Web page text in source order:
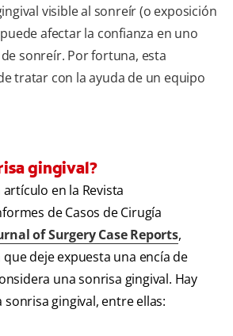
visible al sonreír (o exposición
afectar la confianza en uno
sonreír. Por fortuna, esta
tratar con la ayuda de un equipo
gingival?
en la Revista
de Casos de Cirugía
of Surgery Case Reports,
que deje expuesta una encía de
una sonrisa gingival. Hay
sonrisa gingival, entre ellas: